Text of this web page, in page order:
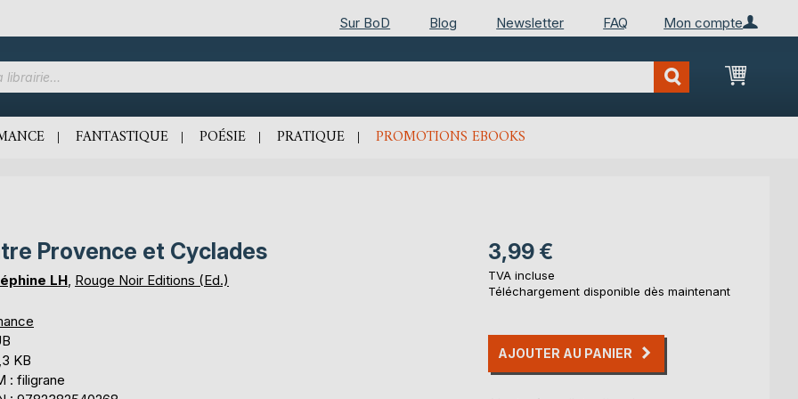
Mon compte
Sur BoD Blog Newsletter FAQ
Mon
FANTASTIQUE POÉSIE PRATIQUE PROMOTIONS EBOOKS
Provence et Cyclades
LH, Rouge Noir Editions (Ed.)
KB
: filigrane
3,99 €
TVA incluse
Téléchargement disponible dès maintenant
AJOUTER AU PANIER